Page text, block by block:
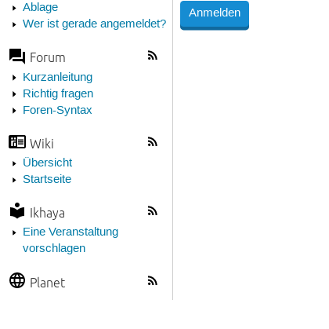
Ablage
Wer ist gerade angemeldet?
Forum
Kurzanleitung
Richtig fragen
Foren-Syntax
Wiki
Übersicht
Startseite
Ikhaya
Eine Veranstaltung
vorschlagen
Planet